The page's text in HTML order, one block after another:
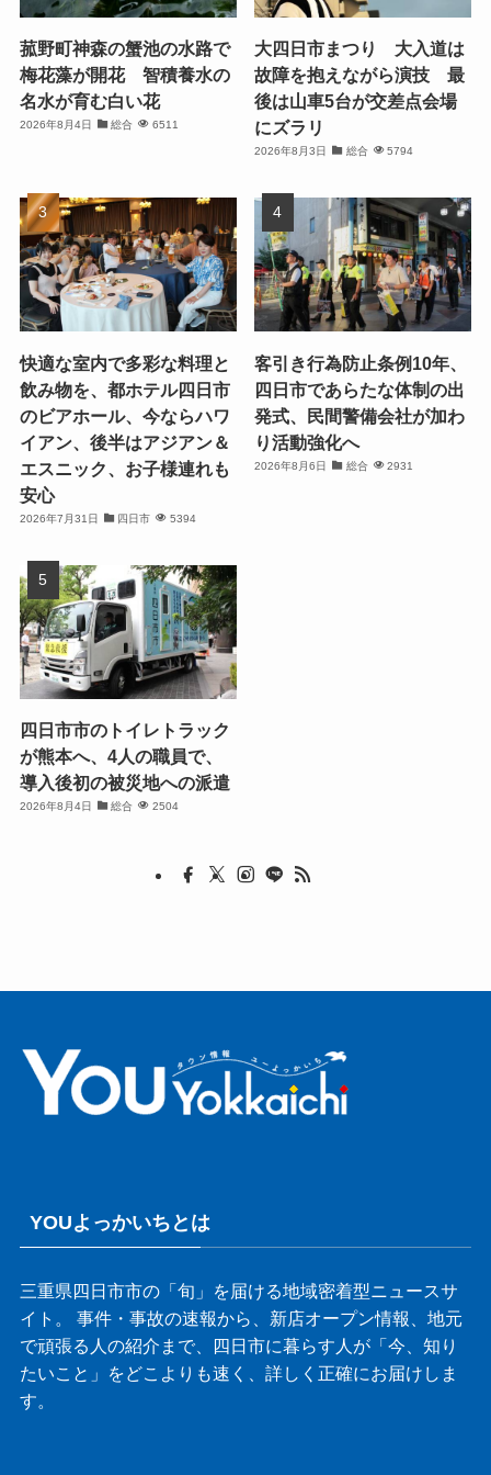
菰野町神森の蟹池の水路で
梅花藻が開花 智積養水の
名水が育む白い花
2026年8月4日 総合 6511
大四日市まつり 大入道は
故障を抱えながら演技 最
後は山車5台が交差点会場
にズラリ
2026年8月3日 総合 5794
快適な室内で多彩な料理と
飲み物を、都ホテル四日市
のビアホール、今ならハワ
イアン、後半はアジアン＆
エスニック、お子様連れも
安心
2026年7月31日 四日市 5394
客引き行為防止条例10年、
四日市であらたな体制の出
発式、民間警備会社が加わ
り活動強化へ
2026年8月6日 総合 2931
四日市市のトイレトラック
が熊本へ、4人の職員で、
導入後初の被災地への派遣
2026年8月4日 総合 2504
YOUよっかいちとは
三重県四日市市の「旬」を届ける地域密着型ニュースサ
イト。 事件・事故の速報から、新店オープン情報、地元
で頑張る人の紹介まで、四日市に暮らす人が「今、知り
たいこと」をどこよりも速く、詳しく正確にお届けしま
す。